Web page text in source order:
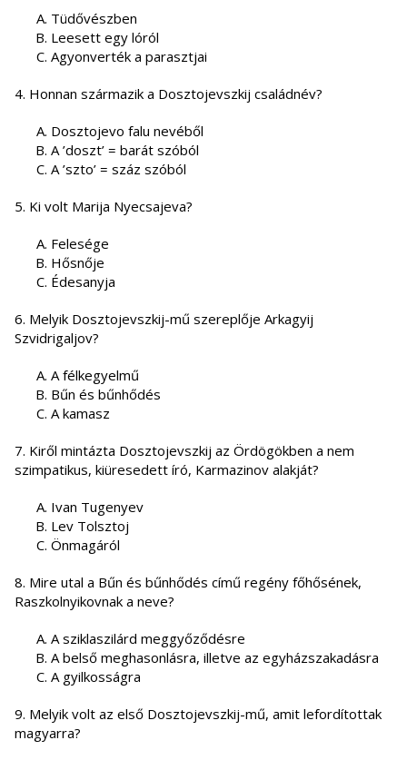
Tüdővészben
Leesett egy lóról
Agyonverték a parasztjai
4. Honnan származik a Dosztojevszkij családnév?
Dosztojevo falu nevéből
A ’doszt’ = barát szóból
A ’szto’ = száz szóból
5. Ki volt Marija Nyecsajeva?
Felesége
Hősnője
Édesanyja
6. Melyik Dosztojevszkij-mű szereplője Arkagyij
Szvidrigaljov?
A félkegyelmű
Bűn és bűnhődés
A kamasz
7. Kiről mintázta Dosztojevszkij az Ördögökben a nem
szimpatikus, kiüresedett író, Karmazinov alakját?
Ivan Tugenyev
Lev Tolsztoj
Önmagáról
8. Mire utal a Bűn és bűnhődés című regény főhősének,
Raszkolnyikovnak a neve?
A sziklaszilárd meggyőződésre
A belső meghasonlásra, illetve az egyházszakadásra
A gyilkosságra
9. Melyik volt az első Dosztojevszkij-mű, amit lefordítottak
magyarra?